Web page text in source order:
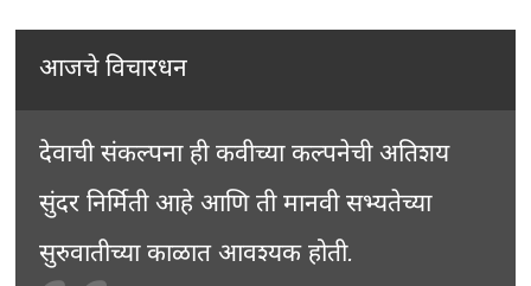
आजचे विचारधन
देवाची संकल्पना ही कवीच्या कल्पनेची अतिशय
सुंदर निर्मिती आहे आणि ती मानवी सभ्यतेच्या
सुरुवातीच्या काळात आवश्यक होती.